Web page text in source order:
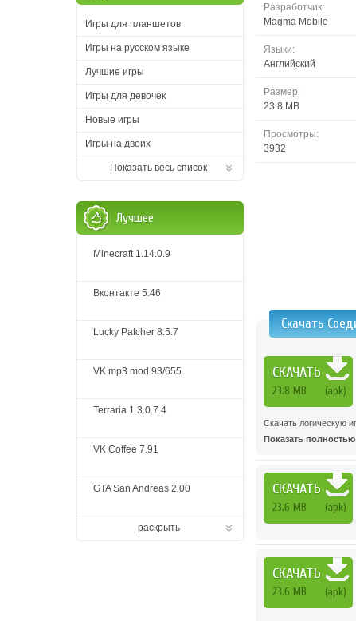
Разработчик:
Magma Mobile
Языки:
Английский
Размер:
23.8 MB
Просмотры:
3932
Скачать
СКАЧАТЬ
23.8 MB (apk)
Скачать логическую
Показать полностью
СКАЧАТЬ
23.6 MB (apk)
СКАЧАТЬ
23.6 MB (apk)
Игры для планшетов
Игры на русском языке
Лучшие игры
Игры для девочек
Новые игры
Игры на двоих
Показать весь список
Лучшее
Minecraft 1.14.0.9
Вконтакте 5.46
Lucky Patcher 8.5.7
VK mp3 mod 93/655
Terraria 1.3.0.7.4
VK Coffee 7.91
GTA San Andreas 2.00
раскрыть